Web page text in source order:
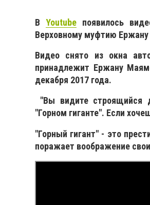
ВYoutube появилось
Верховному муфтию
Видео снято из окна
принадлежит Ержану
декабря 2017 года.
"Вы видите строящийся
"Горном гиганте". Если
"Горный гигант" - это
поражает воображение